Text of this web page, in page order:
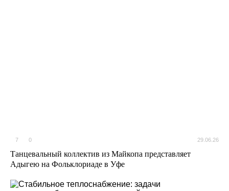
7 0 29.06.26
Танцевальный коллектив из Майкопа представляет
Адыгею на Фольклориаде в Уфе